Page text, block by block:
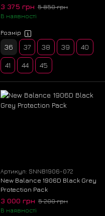
3 375 грн 5 850 грн
В наявності
Розмір
36 37 38 39 40
41 44 45
Артикул: SNNB1906-072
New Balance 1906D Black Grey
Protection Pack
3 000 грн 5 200 грн
В наявності